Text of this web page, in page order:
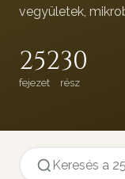
vegyületek,
252
fejezet
30
rész